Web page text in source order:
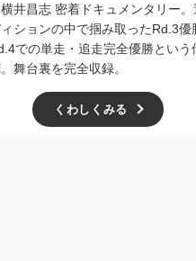
井昌志 密着ドキュメンタリー。
ションの中で掴み取ったRd.3優
での単走・追走完全優勝という
舞台裏を完全収録。
くわしくみる